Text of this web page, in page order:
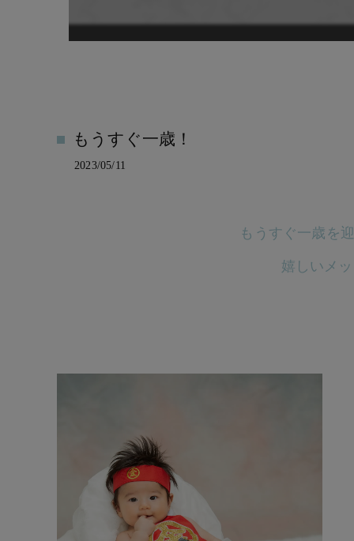
もうすぐ一歳！
2023/05/11
もうすぐ一歳を
嬉しいメ